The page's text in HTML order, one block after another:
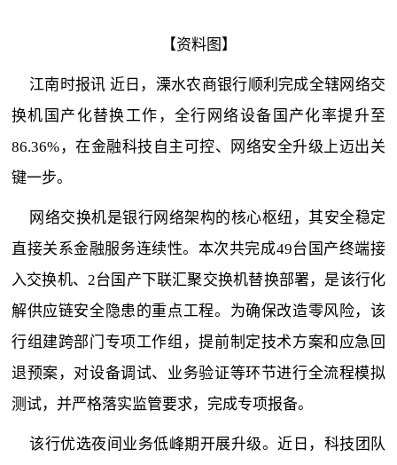
【资料图】
江南时报讯 近日，溧水农商银行顺利完成全辖网络交
换机国产化替换工作，全行网络设备国产化率提升至
86.36%，在金融科技自主可控、网络安全升级上迈出关
键一步。
网络交换机是银行网络架构的核心枢纽，其安全稳定
直接关系金融服务连续性。本次共完成49台国产终端接
入交换机、2台国产下联汇聚交换机替换部署，是该行化
解供应链安全隐患的重点工程。为确保改造零风险，该
行组建跨部门专项工作组，提前制定技术方案和应急回
退预案，对设备调试、业务验证等环节进行全流程模拟
测试，并严格落实监管要求，完成专项报备。
该行优选夜间业务低峰期开展升级。近日，科技团队